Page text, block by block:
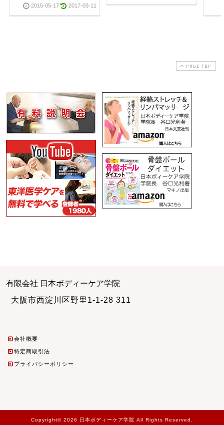
2015-05-17 2017-03-11
PAGE TOP
有限会社 日本ボディーケア学院
大阪市西淀川区野里1-1-28 311
会社概要
特定商取引法
プライバシーポリシー
Copyright© 2026 日本ボディーケア学院 All Rights Reserved.